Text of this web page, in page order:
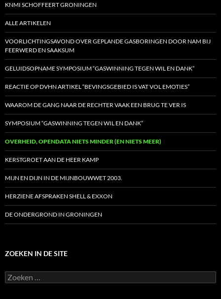
KNMI SCHOFFEERT GRONINGEN
ALLE ARTIKELEN
VOORLICHTINGSAVOND OVER GEPLANDE GASBORINGEN DOOR NAM BIJ
FEERWERD EN SAAKSUM
GELUIDSOPNAME SYMPOSIUM “GASWINNING TEGEN WIL EN DANK”
REACTIE OP DVHN ARTIKEL “BEVINGSGEBIED IS VAT VOL EMOTIES”
WAAROM DE GANG NAAR DE RECHTER VAAK EEN BRUG TE VER IS
SYMPOSIUM “GASWINNING TEGEN WIL EN DANK”
OVERHEID, OPENDATA NIETS MINDER (EN NIETS MEER)
KERSTGROET AAN DE HEER KAMP
MIJN EN DIJN IN DE MIJNBOUWWET 2003.
HERZIENE AFSPRAKEN SHELL & EXXON
DE ONDERGROND IN GRONINGEN
ZOEKEN IN DE SITE
Zoeken
naar: